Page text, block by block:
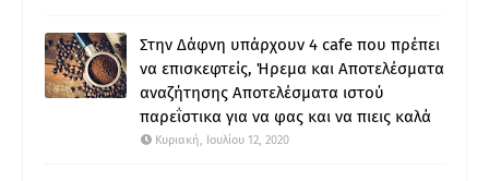
Στην Δάφνη υπάρχουν 4 cafe που πρέπει
να επισκεφτείς, Ήρεμα και Αποτελέσματα
αναζήτησης Αποτελέσματα ιστού
παρεΐστικα για να φας και να πιεις καλά
Κυριακή, Ιουλίου 12, 2020